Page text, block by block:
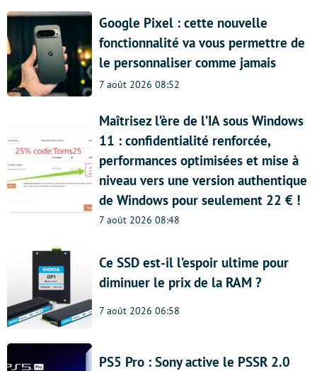
Google Pixel : cette nouvelle
fonctionnalité va vous permettre de
le personnaliser comme jamais
7 août 2026 08:52
Maîtrisez l’ère de l’IA sous Windows
11 : confidentialité renforcée,
performances optimisées et mise à
niveau vers une version authentique
de Windows pour seulement 22 € !
7 août 2026 08:48
Ce SSD est-il l’espoir ultime pour
diminuer le prix de la RAM ?
7 août 2026 06:58
PS5 Pro : Sony active le PSSR 2.0